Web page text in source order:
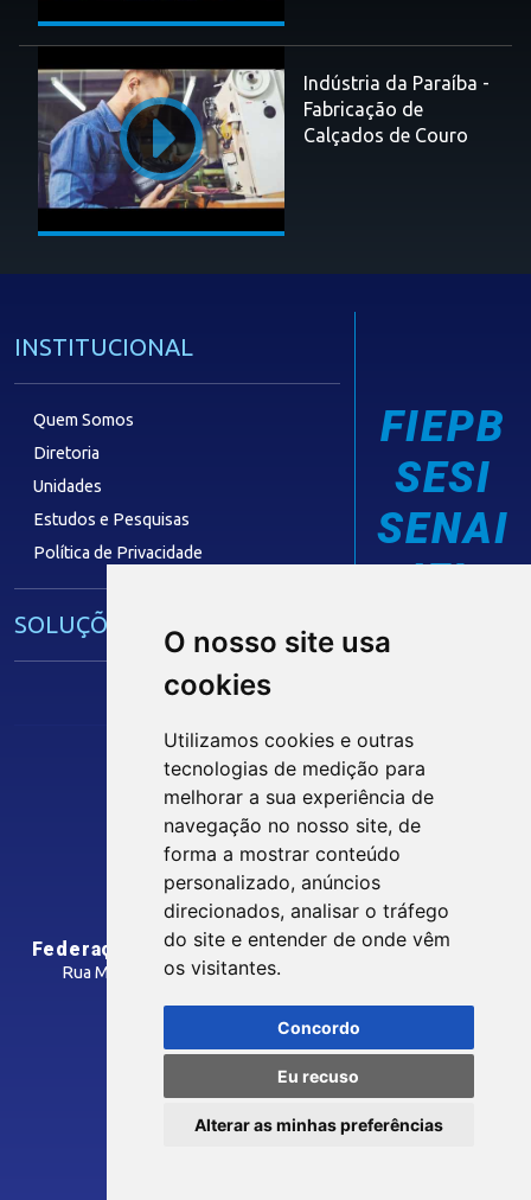
O nosso site usa
cookies
Utilizamos cookies e outras
tecnologias de medição para
melhorar a sua experiência de
navegação no nosso site, de
forma a mostrar conteúdo
personalizado, anúncios
direcionados, analisar o tráfego
do site e entender de onde vêm
os visitantes.
Concordo
Eu recuso
Alterar as minhas preferências
Indústria da Paraíba -
Fabricação de
Calçados de Couro
INSTITUCIONAL
Quem Somos
Diretoria
Unidades
Estudos e Pesquisas
Política de Privacidade
SOLUÇÕES E SERVIÇOS
Núcleo de Acesso ao Crédito
Centro Internacional de Negócios -
CONTRIBUIÇÃO SINDICAL
SINDICATOS FILIADOS
FIEPB
SESI
SENAI
IEL
Siga nossas Redes Sociais
INTRANET
Federação das Indústrias do Estado da Paraíba
Rua Manoel Gonçalves Guimarães, 195 - José Pinheiro
Como Chegar
© 2026 FIEPB
Termos de Uso